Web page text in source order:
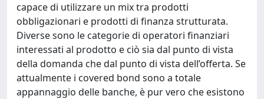
capace di utilizzare un mix tra prodotti
obbligazionari e prodotti di finanza strutturata.
Diverse sono le categorie di operatori finanziari
interessati al prodotto e ciò sia dal punto di vista
della domanda che dal punto di vista dell’offerta. Se
attualmente i covered bond sono a totale
appannaggio delle banche, è pur vero che esistono